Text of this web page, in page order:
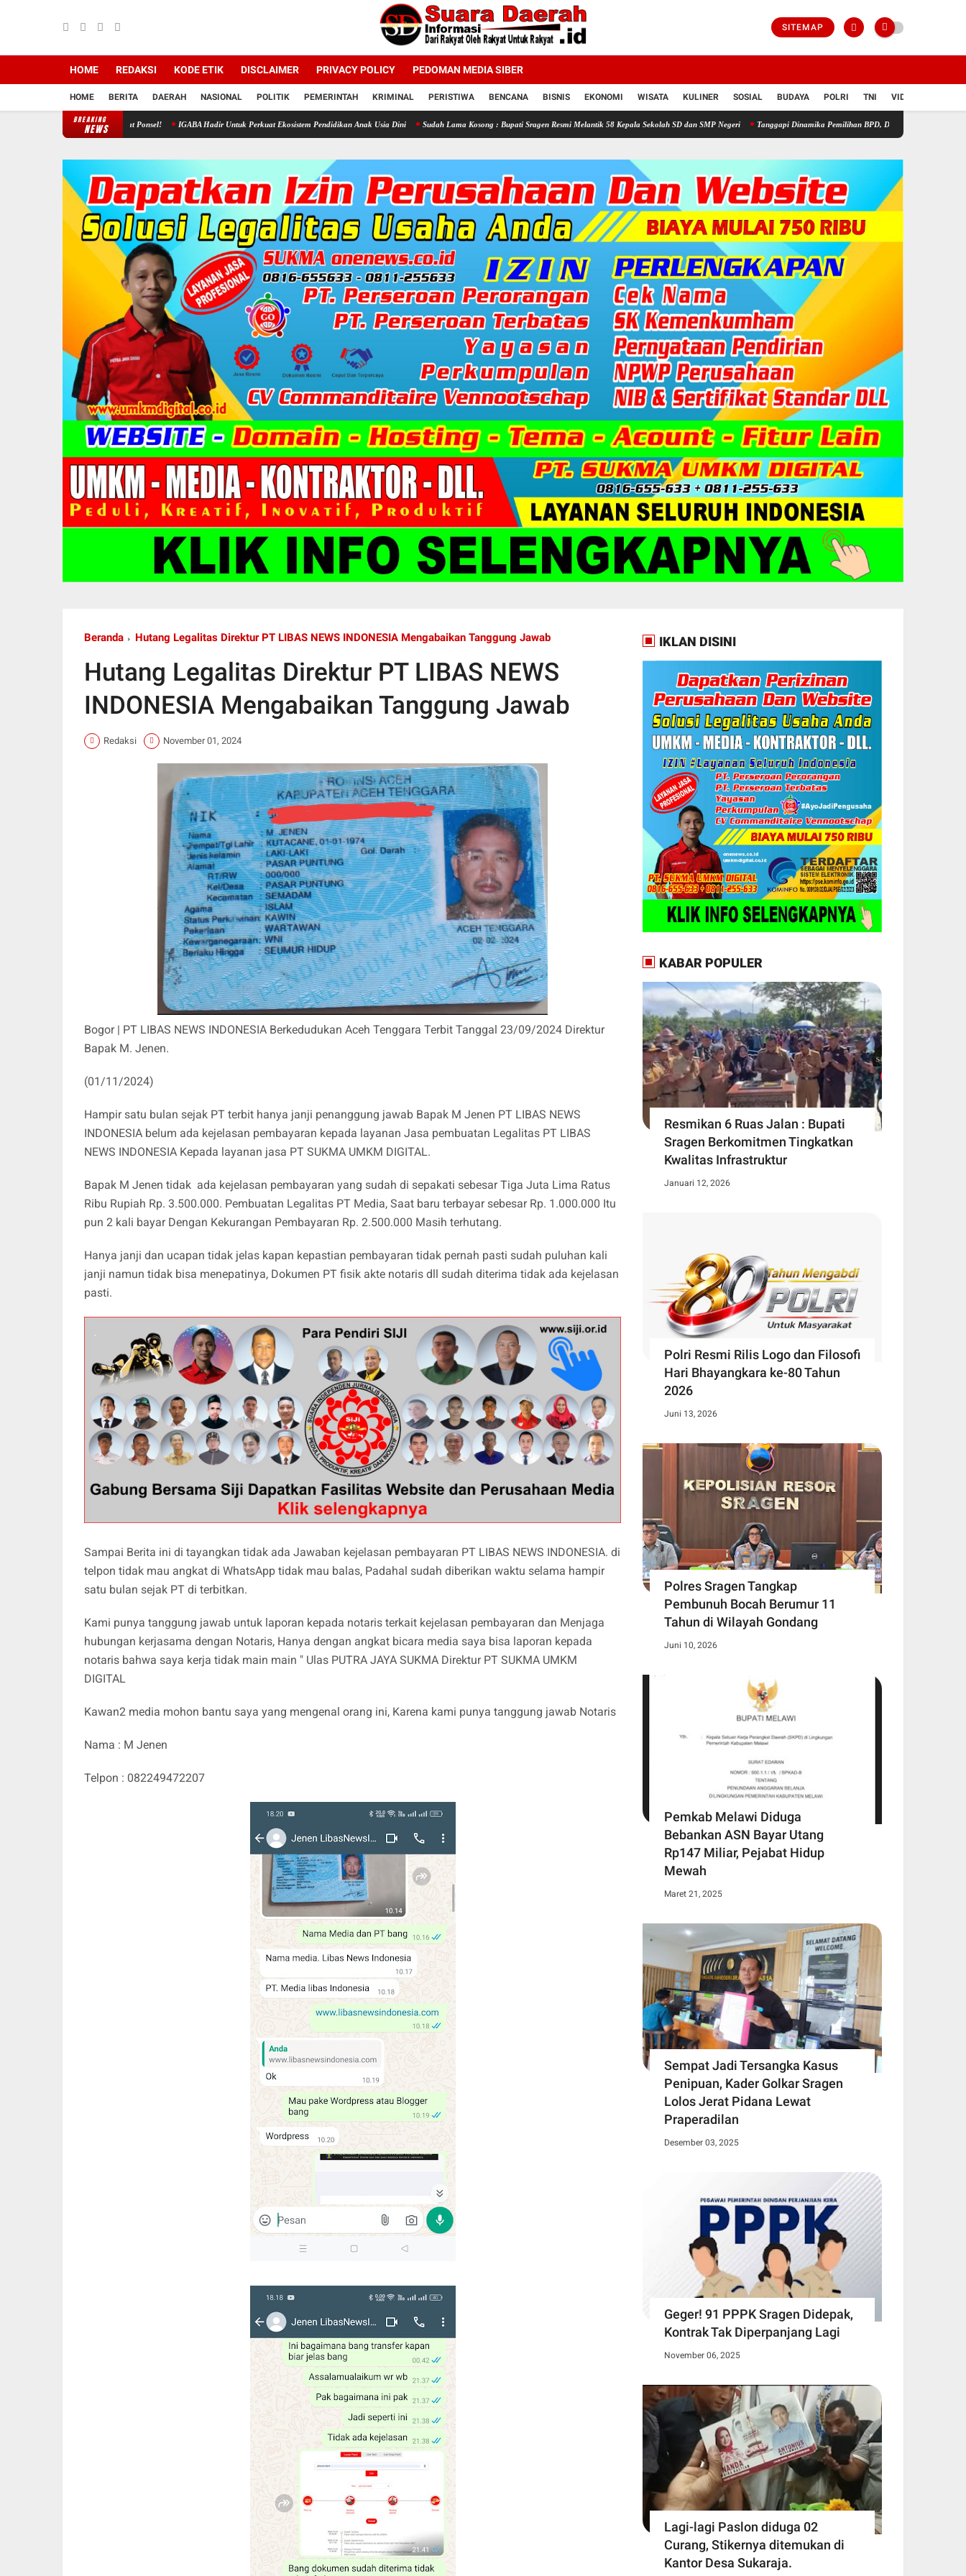
SITEMAP
HOME REDAKSI KODE ETIK DISCLAIMER PRIVACY POLICY PEDOMAN MEDIA SIBER
HOME BERITA DAERAH NASIONAL POLITIK PEMERINTAH KRIMINAL PERISTIWA BENCANA BISNIS EKONOMI WISATA KULINER SOSIAL BUDAYA POLRI TNI VIDIO
BREAKING
NEWS
Kini Cukup Lewat Ponsel! IGABA Hadir Untuk Perkuat Ekosistem Pendidikan Anak Usia Dini Sudah Lama Kosong : Bupati Sragen Resmi Melantik 58 Kepala Sekolah SD dan SMP Negeri Tanggapi Dinamika Pemilihan BPD, Dinas PMD Tekankan Banyak Hal Jadi
Beranda Hutang Legalitas Direktur PT LIBAS NEWS INDONESIA Mengabaikan Tanggung Jawab
Hutang Legalitas Direktur PT LIBAS NEWS
INDONESIA Mengabaikan Tanggung Jawab
Redaksi November 01, 2024
Bogor | PT LIBAS NEWS INDONESIA Berkedudukan Aceh Tenggara Terbit Tanggal 23/09/2024 Direktur
Bapak M. Jenen.
(01/11/2024)
Hampir satu bulan sejak PT terbit hanya janji penanggung jawab Bapak M Jenen PT LIBAS NEWS
INDONESIA belum ada kejelasan pembayaran kepada layanan Jasa pembuatan Legalitas PT LIBAS
NEWS INDONESIA Kepada layanan jasa PT SUKMA UMKM DIGITAL.
Bapak M Jenen tidak ada kejelasan pembayaran yang sudah di sepakati sebesar Tiga Juta Lima Ratus
Ribu Rupiah Rp. 3.500.000. Pembuatan Legalitas PT Media, Saat baru terbayar sebesar Rp. 1.000.000 Itu
pun 2 kali bayar Dengan Kekurangan Pembayaran Rp. 2.500.000 Masih terhutang.
Hanya janji dan ucapan tidak jelas kapan kepastian pembayaran tidak pernah pasti sudah puluhan kali
janji namun tidak bisa menepatinya, Dokumen PT fisik akte notaris dll sudah diterima tidak ada kejelasan
pasti.
Sampai Berita ini di tayangkan tidak ada Jawaban kejelasan pembayaran PT LIBAS NEWS INDONESIA. di
telpon tidak mau angkat di WhatsApp tidak mau balas, Padahal sudah diberikan waktu selama hampir
satu bulan sejak PT di terbitkan.
Kami punya tanggung jawab untuk laporan kepada notaris terkait kejelasan pembayaran dan Menjaga
hubungan kerjasama dengan Notaris, Hanya dengan angkat bicara media saya bisa laporan kepada
notaris bahwa saya kerja tidak main main " Ulas PUTRA JAYA SUKMA Direktur PT SUKMA UMKM
DIGITAL
Kawan2 media mohon bantu saya yang mengenal orang ini, Karena kami punya tanggung jawab Notaris
Nama : M Jenen
Telpon : 082249472207
IKLAN DISINI
KABAR POPULER
Resmikan 6 Ruas Jalan : Bupati
Sragen Berkomitmen Tingkatkan
Kwalitas Infrastruktur
Januari 12, 2026
Polri Resmi Rilis Logo dan Filosofi
Hari Bhayangkara ke-80 Tahun
2026
Juni 13, 2026
Polres Sragen Tangkap
Pembunuh Bocah Berumur 11
Tahun di Wilayah Gondang
Juni 10, 2026
Pemkab Melawi Diduga
Bebankan ASN Bayar Utang
Rp147 Miliar, Pejabat Hidup
Mewah
Maret 21, 2025
Sempat Jadi Tersangka Kasus
Penipuan, Kader Golkar Sragen
Lolos Jerat Pidana Lewat
Praperadilan
Desember 03, 2025
Geger! 91 PPPK Sragen Didepak,
Kontrak Tak Diperpanjang Lagi
November 06, 2025
Lagi-lagi Paslon diduga 02
Curang, Stikernya ditemukan di
Kantor Desa Sukaraja.